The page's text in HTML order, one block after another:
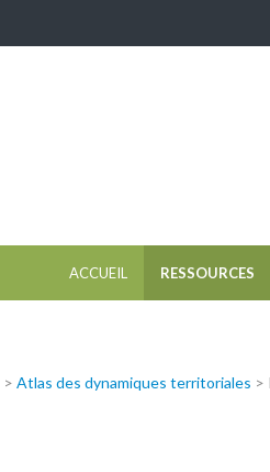
ACCUEIL RESSOURCES
> Atlas des dynamiques territoriales >